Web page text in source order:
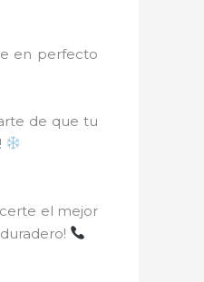
en perfecto
de que tu
el mejor